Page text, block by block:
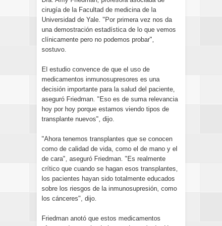
cirugía de la Facultad de medicina de la
Universidad de Yale. "Por primera vez nos da
una demostración estadística de lo que vemos
clínicamente pero no podemos probar",
sostuvo.
El estudio convence de que el uso de
medicamentos inmunosupresores es una
decisión importante para la salud del paciente,
aseguró Friedman. "Eso es de suma relevancia
hoy por hoy porque estamos viendo tipos de
transplante nuevos", dijo.
"Ahora tenemos transplantes que se conocen
como de calidad de vida, como el de mano y el
de cara", aseguró Friedman. "Es realmente
crítico que cuando se hagan esos transplantes,
los pacientes hayan sido totalmente educados
sobre los riesgos de la inmunosupresión, como
los cánceres", dijo.
Friedman anotó que estos medicamentos